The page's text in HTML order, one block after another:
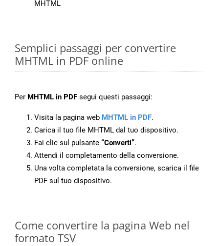
MHTML
Semplici passaggi per convertire
MHTML in PDF online
Per MHTML in PDF segui questi passaggi:
Visita la pagina web MHTML in PDF.
Carica il tuo file MHTML dal tuo dispositivo.
Fai clic sul pulsante “Converti”.
Attendi il completamento della conversione.
Una volta completata la conversione, scarica il file
PDF sul tuo dispositivo.
Come convertire la pagina Web nel
formato TSV